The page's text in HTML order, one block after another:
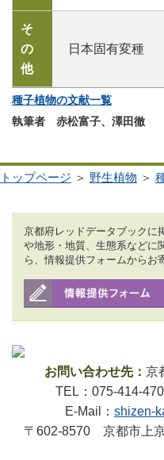
そ
の
他
日本固有変種
種子植物の文献一覧
執筆者 赤松富子、澤田徹
トップページ ＞ 野生植物 ＞
京都府レッドデータブックに
や地形・地質、生態系などに
ら、情報提供フォームからお
お問い合わせ先： 京
TEL：075-414-
E-Mail： shizen-
〒602-8570 京都市上